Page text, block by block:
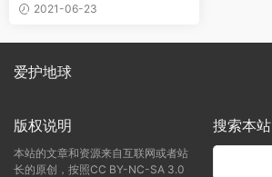
2021-06-23
爱护地球
版权说明
本站的文章和资源来自互联网或者站
长的原创，按照CC BY-NC-SA 3.0
搜索本站